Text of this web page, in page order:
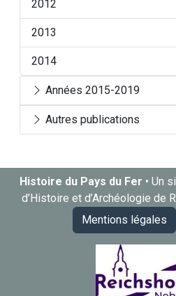
2012
2013
2014
Années 2015-2019
Autres publications
Histoire du Pays du Fer • Un
d’Histoire et d’Archéologie de
Mentions légales